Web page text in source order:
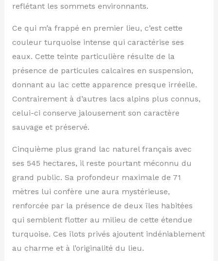
reflétant les sommets environnants.
Ce qui m’a frappé en premier lieu, c’est cette
couleur turquoise intense qui caractérise ses
eaux. Cette teinte particulière résulte de la
présence de particules calcaires en suspension,
donnant au lac cette apparence presque irréelle.
Contrairement à d’autres lacs alpins plus connus,
celui-ci conserve jalousement son caractère
sauvage et préservé.
Cinquième plus grand lac naturel français avec
ses 545 hectares, il reste pourtant méconnu du
grand public. Sa profondeur maximale de 71
mètres lui confère une aura mystérieuse,
renforcée par la présence de deux îles habitées
qui semblent flotter au milieu de cette étendue
turquoise. Ces îlots privés ajoutent indéniablement
au charme et à l’originalité du lieu.